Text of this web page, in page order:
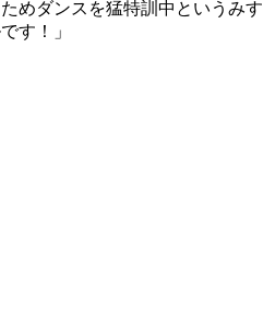
めダンスを猛特訓中というみす
す！」